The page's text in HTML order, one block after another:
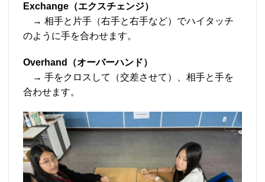
Exchange（エクスチェンジ）
→ 相手と片手（右手と右手など）でハイタッチ
のように手を合わせます。
Overhand（オーバーハンド）
→ 手をクロスして（交差させて）、相手と手を
合わせます。